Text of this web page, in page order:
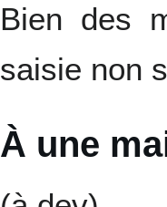
Bien des
saisie non
À une